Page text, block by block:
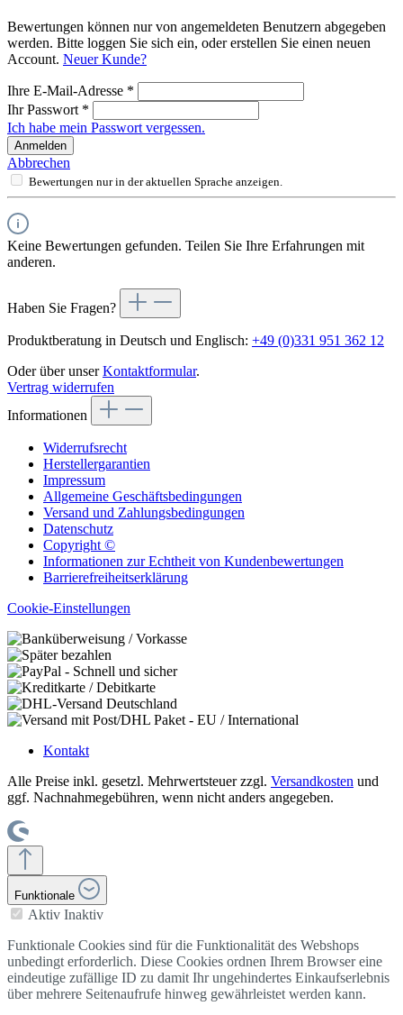
Bewertungen können nur von angemeldeten Benutzern abgegeben
werden. Bitte loggen Sie sich ein, oder erstellen Sie einen neuen
Account. Neuer Kunde?
Ihre E-Mail-Adresse *
Ihr Passwort *
Ich habe mein Passwort vergessen.
Anmelden
Abbrechen
Bewertungen nur in der aktuellen Sprache anzeigen.
Keine Bewertungen gefunden. Teilen Sie Ihre Erfahrungen mit
anderen.
Haben Sie Fragen?
Produktberatung in Deutsch und Englisch: +49 (0)331 951 362 12
Oder über unserKontaktformular.
Vertrag widerrufen
Informationen
Widerrufsrecht
Herstellergarantien
Impressum
Allgemeine Geschäftsbedingungen
Versand und Zahlungsbedingungen
Datenschutz
Copyright ©
Informationen zur Echtheit von Kundenbewertungen
Barrierefreiheitserklärung
Cookie-Einstellungen
Kontakt
Alle Preise inkl. gesetzl. Mehrwertsteuer zzgl. Versandkosten und
ggf. Nachnahmegebühren, wenn nicht anders angegeben.
Funktionale
Aktiv Inaktiv
Funktionale Cookies sind für die Funktionalität des Webshops
unbedingt erforderlich. Diese Cookies ordnen Ihrem Browser eine
eindeutige zufällige ID zu damit Ihr ungehindertes Einkaufserlebnis
über mehrere Seitenaufrufe hinweg gewährleistet werden kann.